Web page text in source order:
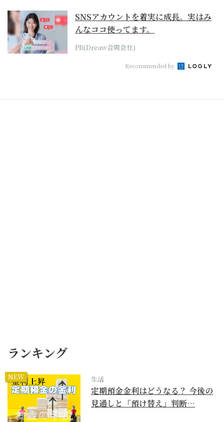
SNSアカウントを着実に成長。実はみ
んなココ使ってます。
PR(Dreaw合同会社)
Recommended by
ランキング
NEW 生活
定期預金金利はどうなる？ 今後の
見通しと「預け替え」判断…